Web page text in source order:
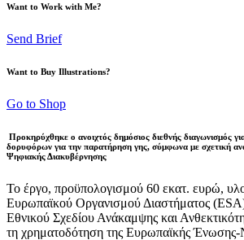
Want to Work with Me?
Send Brief
Want to Buy Illustrations?
Go to Shop
Προκηρύχθηκε ο ανοιχτός δημόσιος διεθνής διαγωνισμός
δορυφόρων για την παρατήρηση γης, σύμφωνα με σχετική
Ψηφιακής Διακυβέρνησης
Το έργο, προϋπολογισμού 60 εκατ. ευρώ,
Ευρωπαϊκού Οργανισμού Διαστήματος
Εθνικού Σχεδίου Ανάκαμψης και
τη χρηματοδότηση της Ευρωπαϊκής